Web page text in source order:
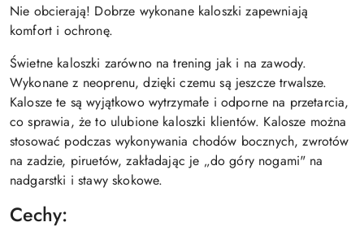
Nie obcierają! Dobrze wykonane kaloszki zapewniają
komfort i ochronę.
Świetne kaloszki zarówno na trening jak i na zawody.
Wykonane z neoprenu, dzięki czemu są jeszcze trwalsze.
Kalosze te są wyjątkowo wytrzymałe i odporne na przetarcia,
co sprawia, że to ulubione kaloszki klientów. Kalosze można
stosować podczas wykonywania chodów bocznych, zwrotów
na zadzie, piruetów, zakładając je „do góry nogami" na
nadgarstki i stawy skokowe.
Cechy: